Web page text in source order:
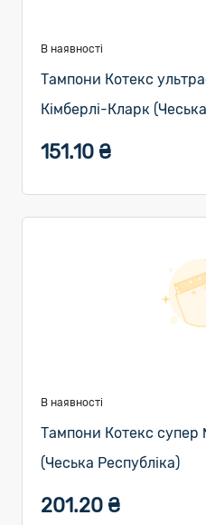
В наявності
Тампони Котекс
Кімберлі-Кларк
151.10 ₴
В наявності
Тампони Котекс
(Чеська Республіка)
201.20 ₴